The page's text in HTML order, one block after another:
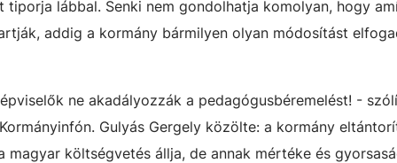
lábbal. Senki nem gondolhatja komolyan, hogy
addig a kormány bármilyen olyan módosítást
ne akadályozzák a pedagógusbéremelést! -
Gulyás Gergely közölte: a kormány
magyar költségvetés állja, de annak mértéke és